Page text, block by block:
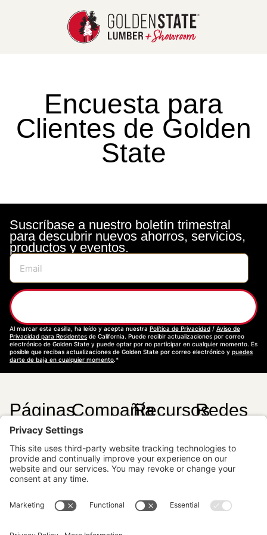
Encuesta para
Clientes de Golden
State
Suscríbase a nuestro boletín trimestral
para descubrir nuevos ahorros, servicios,
productos y eventos.
Al marcar esta casilla, ha leído y acepta nuestra Política de Privacidad / Aviso de
Privacidad para Residentes de California. Puede recibir actualizaciones por correo
electrónico de Golden State y puede optar por no participar en cualquier momento. Es
posible que recibas actualizaciones de Golden State por correo electrónico y puedes
darte de baja en cualquier momento.*
Páginas
de
Interés
Productos
Marcas
GSL TV
Compañía
Impresa
Sucursales
Carreras
Contáctenos
Recursos
Solicitud de
Crédito
Formulario de
Sobre la Obra
Calculador de
Redes